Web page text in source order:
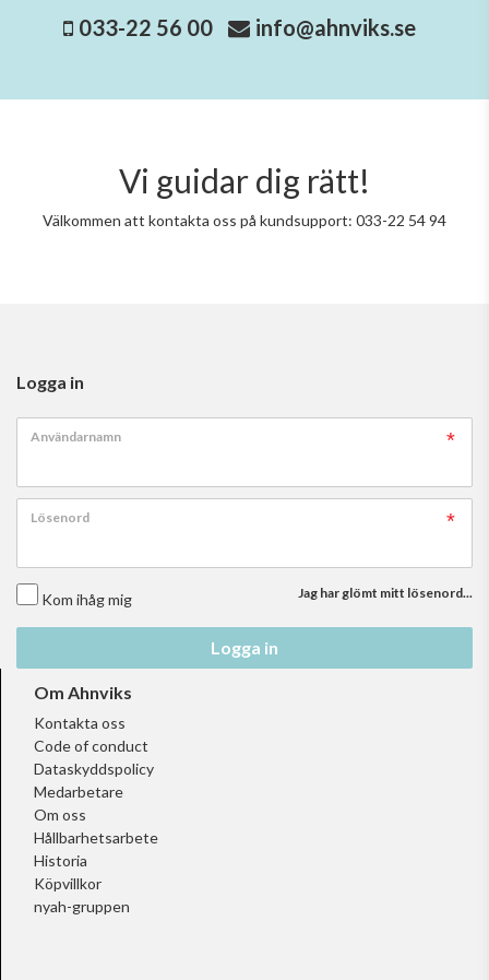
033-22 56 00 info@ahnviks.se
Vi guidar dig rätt!
Välkommen att kontakta oss på kundsupport: 033-22 54 94
Logga in
Användarnamn
Lösenord
Kom ihåg mig Jag har glömt mitt lösenord...
Logga in
Om Ahnviks
Kontakta oss
Code of conduct
Dataskyddspolicy
Medarbetare
Om oss
Hållbarhetsarbete
Historia
Köpvillkor
nyah-gruppen